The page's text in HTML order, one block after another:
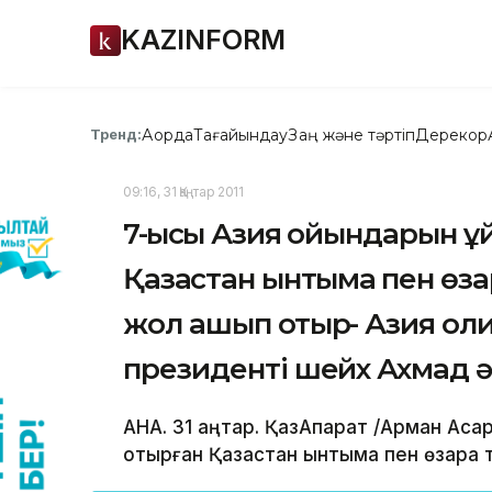
KAZINFORM
Тренд:АқордаТағайындауЗаң және тәртіпДерекқор
09:16, 31 Қаңтар 2011
7-қысқы Азия ойындарын
Қазақстан ынтымақ пен
жол ашып отыр- Азия
президенті шейх Ахмад
АНА. 31 қаңтар. ҚазАқпарат /Арман
отырған Қазақстан ынтымақ пен